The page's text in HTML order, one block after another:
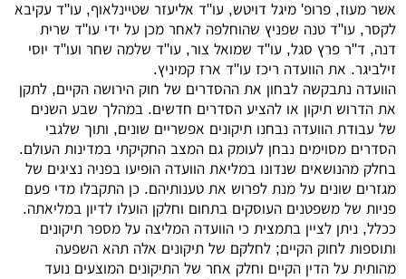
אשר מעוז, פרופ' מיגל דויטש, עו"ד אליעזר שטיינלאוף, עו"ד עקיבא
לקסר, עו"ד טנה שפניץ שהוחלפה לאחר מכן על ידי עו"ד שרית
דנה, ד"ר פרץ סגל, עו"ד שמואל צור, עו"ד שלמה שחר ועו"ד יוסי
זילביגר. את הוועדה ריכז עו"ד ארז קמיניץ.
הוועדה נתבקשה לבחון את ההסדרים של חוק הירושה הקיים, לתקן
את הדרוש תיקון או להציע הסדרים חדשים. במהלך שבע השנים
של עבודת הוועדה נבחנו תיקונים אפשריים שונים, ותוך שלגבי
הסדרים מסוימים נבחן לעומק גם המצב החקיקתי במדינות העולם.
בחלק מהנושאים שנדונו במליאת הוועדה הופיעו בפניה נציגים של
מגזרים שונים על מנת לפרוש את טענותיהם. כן התקבלו מדי פעם
פניות של משפטנים העוסקים בתחום וחלקן הועלו לדיון במליאתה.
ככלל, ניתן לציין בתמצית כי הוועדה המליצה על מספר תיקונים
ותוספות לחוק הקיים; לחלקם של תיקונים אלה תהא השפעה
מהותית על הדין הקיים וחלק אחר של התיקונים המוצעים נועד